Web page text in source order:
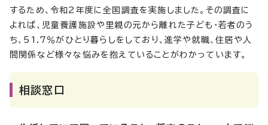
するため、令和2年度に全国調査を実施しました。その調査に
よれば、児童養護施設や里親の元から離れた子ども・若者のう
ち、51.7％がひとり暮らしをしており、進学や就職、住居や人
間関係など様々な悩みを抱えていることがわかっています。
相談窓口